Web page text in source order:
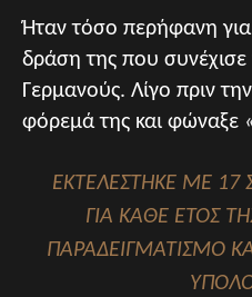
Ήταν τόσο περήφανη
δράση της που συνέχισε
Γερμανούς. Λίγο πριν
φόρεμά της και φώναξε
ΕΚΤΕΛΈΣΤΗΚΕ ΜΕ 17
ΓΙΑ ΚΆΘΕ ΈΤΟΣ
ΠΑΡΑΔΕΙΓΜΑΤΙΣΜΌ